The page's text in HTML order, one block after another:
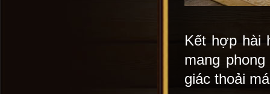
Kết hợp hài
mang
giác thoải